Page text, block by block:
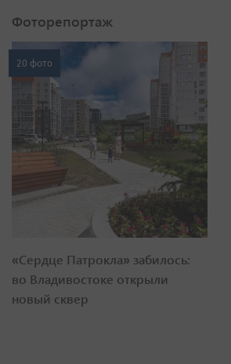
Фоторепортаж
20 фото
«Сердце Патрокла» забилось:
во Владивостоке открыли
новый сквер